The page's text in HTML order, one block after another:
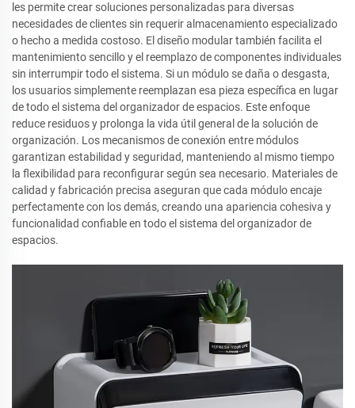
les permite crear soluciones personalizadas para diversas
necesidades de clientes sin requerir almacenamiento especializado
o hecho a medida costoso. El diseño modular también facilita el
mantenimiento sencillo y el reemplazo de componentes individuales
sin interrumpir todo el sistema. Si un módulo se daña o desgasta,
los usuarios simplemente reemplazan esa pieza específica en lugar
de todo el sistema del organizador de espacios. Este enfoque
reduce residuos y prolonga la vida útil general de la solución de
organización. Los mecanismos de conexión entre módulos
garantizan estabilidad y seguridad, manteniendo al mismo tiempo
la flexibilidad para reconfigurar según sea necesario. Materiales de
calidad y fabricación precisa aseguran que cada módulo encaje
perfectamente con los demás, creando una apariencia cohesiva y
funcionalidad confiable en todo el sistema del organizador de
espacios.